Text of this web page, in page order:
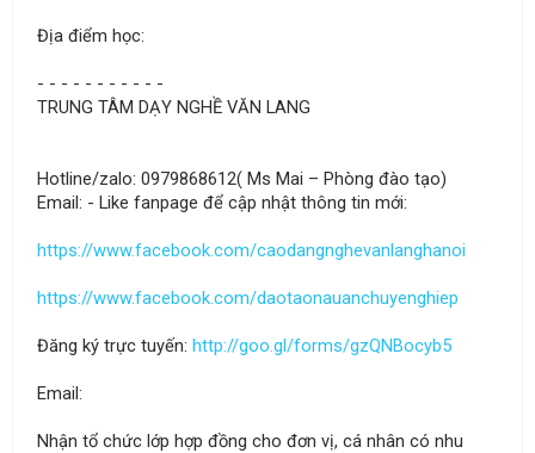
Địa điểm học:
- - - - - - - - - - -
TRUNG TÂM DẠY NGHỀ VĂN LANG
Hotline/zalo: 0979868612( Ms Mai – Phòng đào tạo)
Email: - Like fanpage để cập nhật thông tin mới:
https://www.facebook.com/caodangnghevanlanghanoi
https://www.facebook.com/daotaonauanchuyenghiep
Đăng ký trực tuyến: http://goo.gl/forms/gzQNBocyb5
Email:
Nhận tổ chức lớp hợp đồng cho đơn vị, cá nhân có nhu